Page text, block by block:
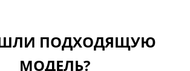
ПОДХОДЯЩУЮ
МОДЕЛЬ?